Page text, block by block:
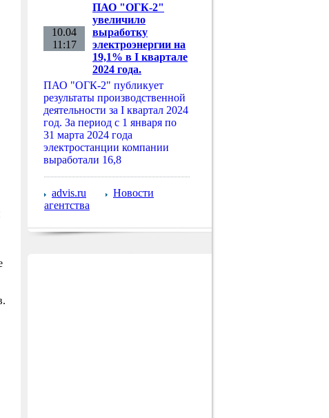
10.04
11:17
ПАО "ОГК-2"
увеличило
выработку
электроэнергии на
19,1% в I квартале
2024 года.
ПАО "ОГК-2" публикует
результаты производственной
деятельности за I квартал 2024
год. За период с 1 января по
31 марта 2024 года
электростанции компании
выработали 16,8
advis.ru
Новости
агентства